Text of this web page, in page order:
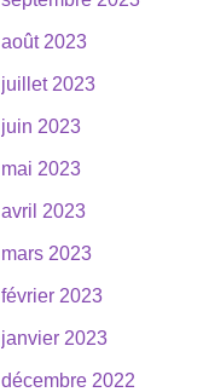
août 2023
juillet 2023
juin 2023
mai 2023
avril 2023
mars 2023
février 2023
janvier 2023
décembre 2022